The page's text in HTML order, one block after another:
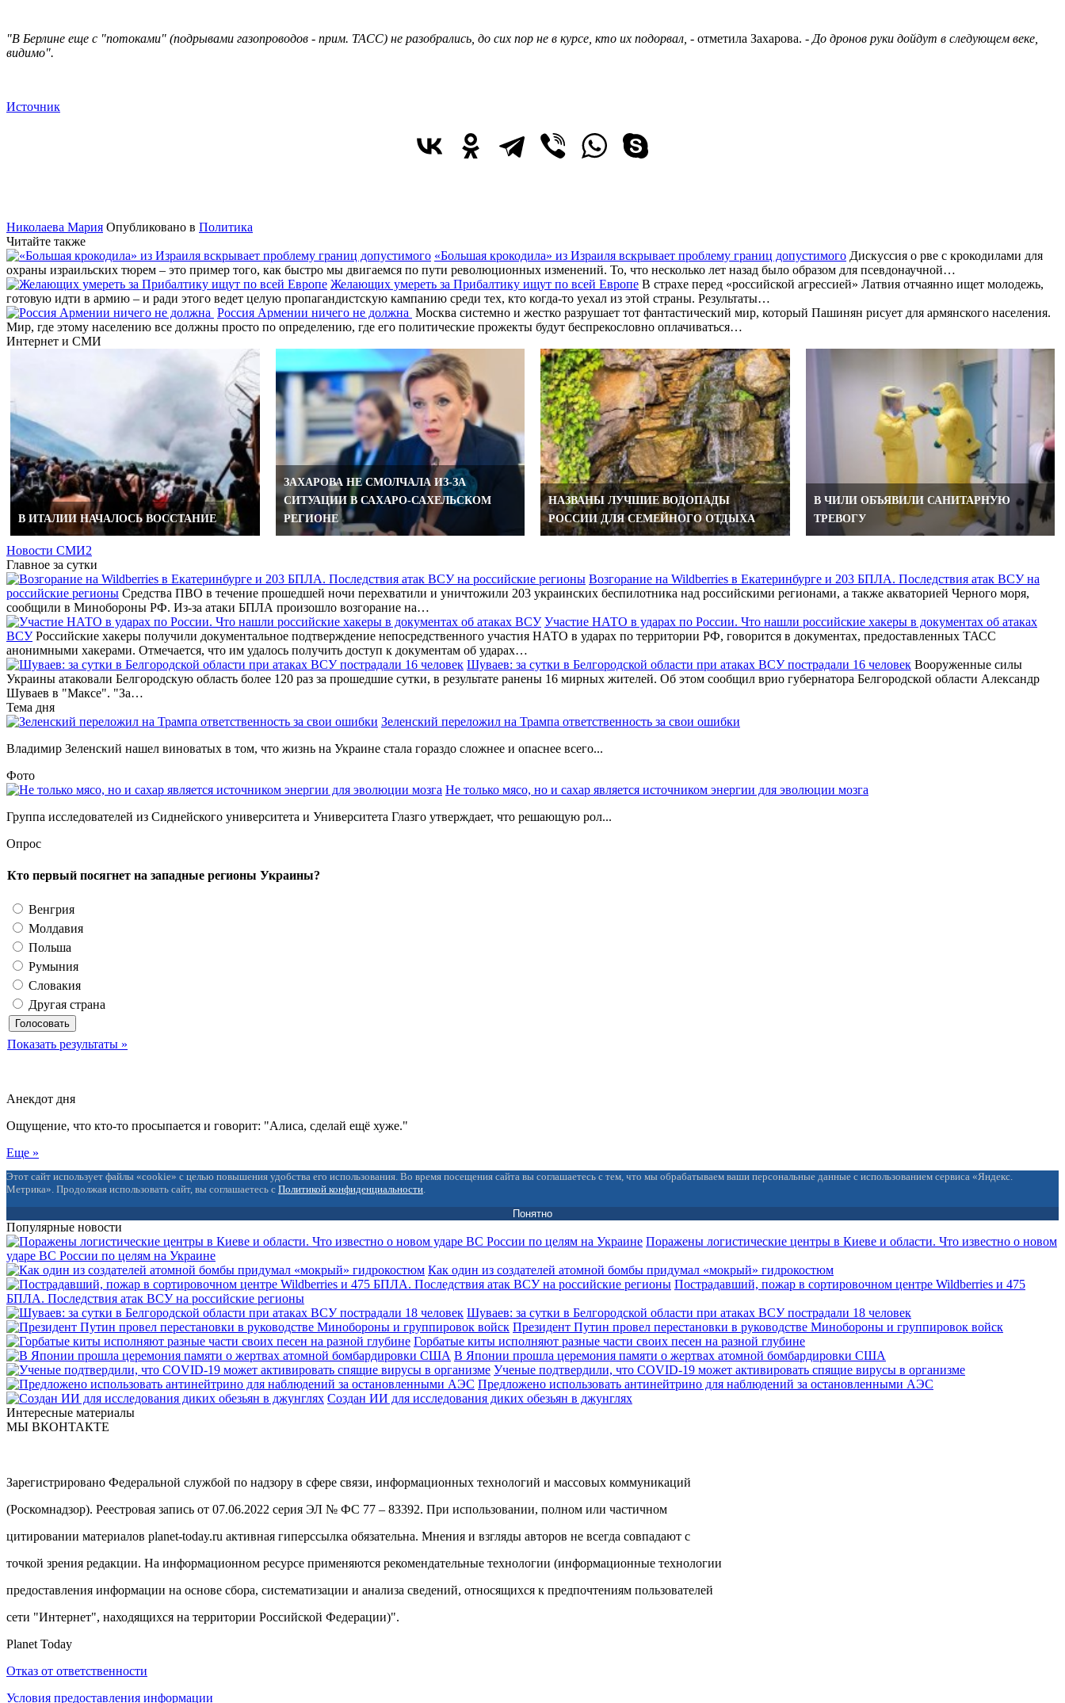
"В Берлине еще с "потоками" (подрывами газопроводов - прим. ТАСС) не разобрались, до сих пор не в курсе, кто их подорвал, - отметила Захарова. - До дронов руки дойдут в следующем веке,
видимо".
Источник
Николаева Мария Опубликовано в Политика
Читайте также
«Большая крокодила» из Израиля вскрывает проблему границ допустимого Дискуссия о рве с крокодилами для
охраны израильских тюрем – это пример того, как быстро мы двигаемся по пути революционных изменений. То, что несколько лет назад было образом для псевдонаучной…
Желающих умереть за Прибалтику ищут по всей Европе В страхе перед «российской агрессией» Латвия отчаянно ищет молодежь,
готовую идти в армию – и ради этого ведет целую пропагандистскую кампанию среди тех, кто когда-то уехал из этой страны. Результаты…
Россия Армении ничего не должна Москва системно и жестко разрушает тот фантастический мир, который Пашинян рисует для армянского населения.
Мир, где этому населению все должны просто по определению, где его политические прожекты будут беспрекословно оплачиваться…
Интернет и СМИ
В ИТАЛИИ НАЧАЛОСЬ ВОССТАНИЕ
ЗАХАРОВА НЕ СМОЛЧАЛА ИЗ-ЗА
СИТУАЦИИ В САХАРО-САХЕЛЬСКОМ
РЕГИОНЕ
НАЗВАНЫ ЛУЧШИЕ ВОДОПАДЫ
РОССИИ ДЛЯ СЕМЕЙНОГО ОТДЫХА
В ЧИЛИ ОБЪЯВИЛИ САНИТАРНУЮ
ТРЕВОГУ
Новости СМИ2
Главное за сутки
Возгорание на Wildberries в Екатеринбурге и 203 БПЛА. Последствия атак ВСУ на
российские регионы Средства ПВО в течение прошедшей ночи перехватили и уничтожили 203 украинских беспилотника над российскими регионами, а также акваторией Черного моря,
сообщили в Минобороны РФ. Из-за атаки БПЛА произошло возгорание на…
Участие НАТО в ударах по России. Что нашли российские хакеры в документах об атаках
ВСУРоссийские хакеры получили документальное подтверждение непосредственного участия НАТО в ударах по территории РФ, говорится в документах, предоставленных ТАСС
анонимными хакерами. Отмечается, что им удалось получить доступ к документам об ударах…
Шуваев: за сутки в Белгородской области при атаках ВСУ пострадали 16 человек Вооруженные силы
Украины атаковали Белгородскую область более 120 раз за прошедшие сутки, в результате ранены 16 мирных жителей. Об этом сообщил врио губернатора Белгородской области Александр
Шуваев в "Максе". "За…
Тема дня
Зеленский переложил на Трампа ответственность за свои ошибки
Владимир Зеленский нашел виноватых в том, что жизнь на Украине стала гораздо сложнее и опаснее всего...
Фото
Не только мясо, но и сахар является источником энергии для эволюции мозга
Группа исследователей из Сиднейского университета и Университета Глазго утверждает, что решающую рол...
Опрос
Кто первый посягнет на западные регионы Украины?
Венгрия
Молдавия
Польша
Румыния
Словакия
Другая страна
Показать результаты »
Анекдот дня
Ощущение, что кто-то просыпается и говорит: "Алиса, сделай ещё хуже."
Еще »
Этот сайт использует файлы «cookie» с целью повышения удобства его использования. Во время посещения сайта вы соглашаетесь с тем, что мы обрабатываем ваши персональные данные с использованием сервиса «Яндекс.
Метрика». Продолжая использовать сайт, вы соглашаетесь с Политикой конфиденциальности.
Понятно
Популярные новости
Поражены логистические центры в Киеве и области. Что известно о новом
ударе ВС России по целям на Украине
Как один из создателей атомной бомбы придумал «мокрый» гидрокостюм
Пострадавший, пожар в сортировочном центре Wildberries и 475
БПЛА. Последствия атак ВСУ на российские регионы
Шуваев: за сутки в Белгородской области при атаках ВСУ пострадали 18 человек
Президент Путин провел перестановки в руководстве Минобороны и группировок войск
Горбатые киты исполняют разные части своих песен на разной глубине
В Японии прошла церемония памяти о жертвах атомной бомбардировки США
Ученые подтвердили, что COVID-19 может активировать спящие вирусы в организме
Предложено использовать антинейтрино для наблюдений за остановленными АЭС
Создан ИИ для исследования диких обезьян в джунглях
Интересные материалы
МЫ ВКОНТАКТЕ
Зарегистрировано Федеральной службой по надзору в сфере связи, информационных технологий и массовых коммуникаций
(Роскомнадзор). Реестровая запись от 07.06.2022 серия ЭЛ № ФС 77 – 83392. При использовании, полном или частичном
цитировании материалов planet-today.ru активная гиперссылка обязательна. Мнения и взгляды авторов не всегда совпадают с
точкой зрения редакции. На информационном ресурсе применяются рекомендательные технологии (информационные технологии
предоставления информации на основе сбора, систематизации и анализа сведений, относящихся к предпочтениям пользователей
сети "Интернет", находящихся на территории Российской Федерации)".
Planet Today
Отказ от ответственности
Условия предоставления информации